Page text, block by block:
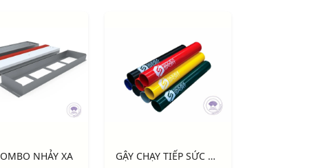
NHẢY XA GẬY CHẠY TIẾP SỨC NHÔM